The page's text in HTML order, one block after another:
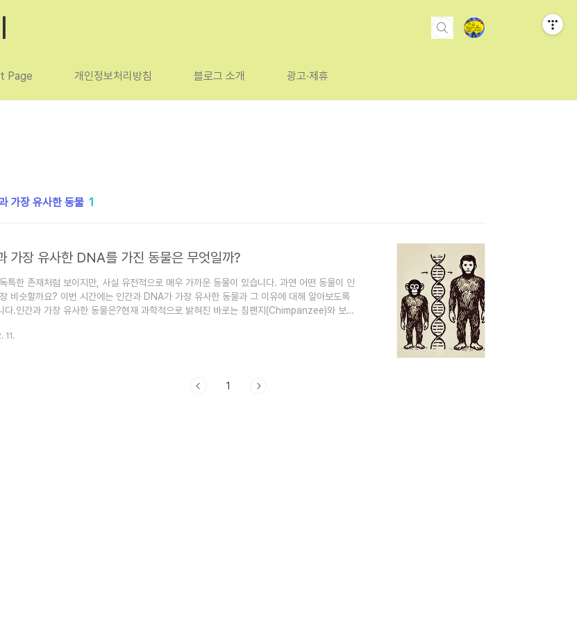
Page 개인정보처리방침 블로그 소개 광고·제휴
가장 유사한 동물 1
가장 유사한 DNA를 가진 동물은 무엇일까?
특한 존재처럼 보이지만, 사실 유전적으로 매우 가까운 동물이 있습니다. 과연 어떤 동물이 인
비슷할까요? 이번 시간에는 인간과 DNA가 가장 유사한 동물과 그 이유에 대해 알아보도록
다.인간과 가장 유사한 동물은?현재 과학적으로 밝혀진 바로는 침팬지(Chimpanzee)와 보노
98.8%에 달합니다. 즉, 100개의 유전자 중 약 99개가 동일하다는 뜻입니다.왜 이렇게 유사할
11.
1